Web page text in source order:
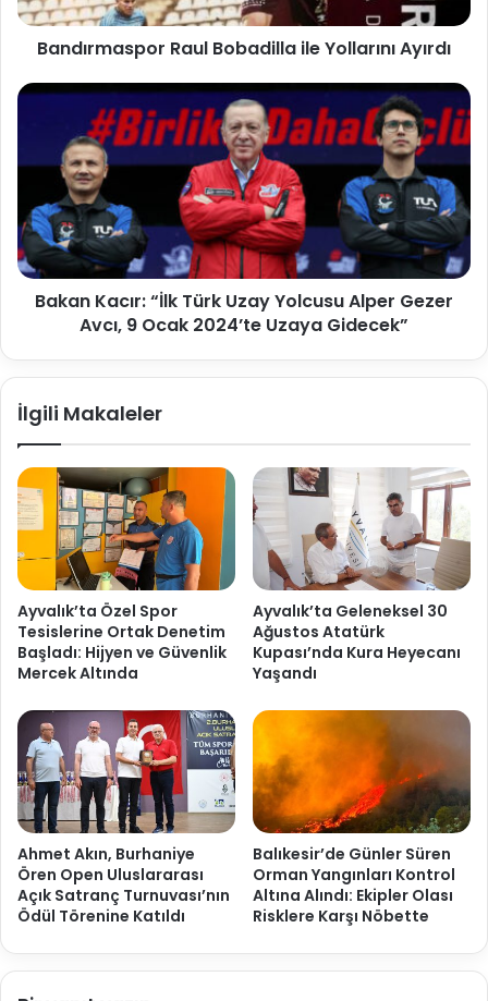
Bandırmaspor Raul Bobadilla ile Yollarını Ayırdı
Bakan Kacır: “İlk Türk Uzay Yolcusu Alper Gezer
Avcı, 9 Ocak 2024’te Uzaya Gidecek”
İlgili Makaleler
Ayvalık’ta Özel Spor
Tesislerine Ortak Denetim
Başladı: Hijyen ve Güvenlik
Mercek Altında
Ayvalık’ta Geleneksel 30
Ağustos Atatürk
Kupası’nda Kura Heyecanı
Yaşandı
Ahmet Akın, Burhaniye
Ören Open Uluslararası
Açık Satranç Turnuvası’nın
Ödül Törenine Katıldı
Balıkesir’de Günler Süren
Orman Yangınları Kontrol
Altına Alındı: Ekipler Olası
Risklere Karşı Nöbette